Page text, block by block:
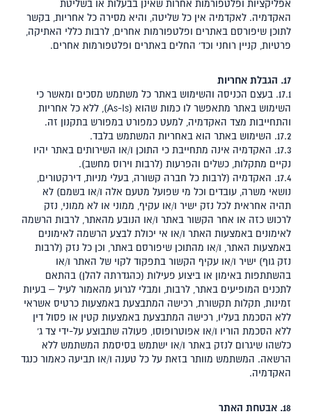
אפליקציות ופלטפורמות אחרות שאינן בבעלות או בשליטת
האקדמיה. לאקדמיה אין כל שליטה, והיא מסירה כל אחריות, בקשר
לתוכן שיפורסם באתרים ופלטפורמות אחרים, לרבות כללי האתיקה,
פרטיות, קניין רוחני וכד' החלים באתרים ופלטפורמות אחרים.
17. הגבלת אחריות
17.1. בעצם הכניסה והשימוש באתר כל משתמש מסכים ומאשר כי
השימוש באתר מתאפשר לו כמות שהוא (As-Is), ללא כל אחריות
והתחייבות מצד האקדמיה, למעט כמפורט במפורש בתקנון זה.
17.2. השימוש באתר הוא באחריות המשתמש בלבד.
17.3. האקדמיה אינה מתחייבת כי התוכן ו/או השירותים באתר יהיו
נקיים מתקלות, כשלים והפרעות (לרבות וירוס מחשב).
17.4. האקדמיה (לרבות כל חברה קשורה, בעלי מניות, דירקטורים,
נושאי משרה, עובדים וכל מי שפועל מטעם אלה ו/או בשמם) לא
תהיה אחראית לכל נזק ישיר ו/או עקיף, ממוני או לא ממוני, נזק
לרכוש כזה או אחר הקשור באתר ו/או הנובע מהאתר, לרבות הרשמה
לאימונים באמצעות האתר ו/או אי יכולת לבצע הרשמה לאימונים
באמצעות האתר, ו/או מהתוכן שיפורסם באתר, וכן כל נזק (לרבות
נזק גוף) ישיר ו/או עקיף הקשור בתפקוד לקוי של האתר ו/או
בהשתתפות באימון או ביצוע פעילות (כהגדרתה להלן) בהתאם
לתכנים המופיעים באתר, לרבות, ומבלי לגרוע מהאמור לעיל – בעיות
זמינות, תקלות תקשורת, רכישה המתבצעת באמצעות כרטיס אשראי
ללא הסכמת בעליו, רכישה המתבצעת באמצעות קטין או פסול דין
ללא הסכמת הוריו ו/או אפוטרופוסו, פעולה שתבוצע על-ידי צד ג'
כלשהו שיגרום לנזק באתר ו/או ישתמש בסיסמת המשתמש ללא
הרשאה. המשתמש מוותר בזאת על כל טענה ו/או תביעה כאמור כנגד
האקדמיה.
18. אבטחת האתר